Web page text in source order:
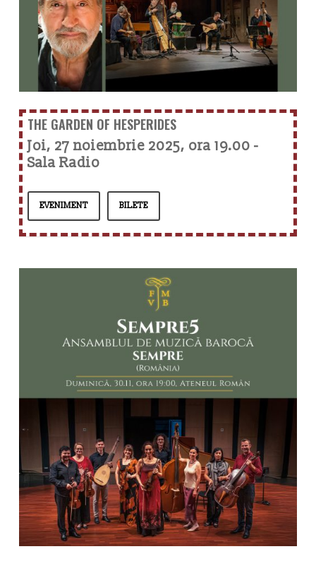
THE GARDEN OF HESPERIDES
Joi, 27 noiembrie 2025, ora 19.00 -
Sala Radio
EVENIMENT BILETE